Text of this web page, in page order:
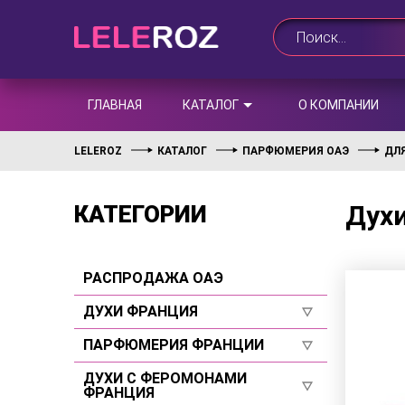
ГЛАВНАЯ КАТАЛОГ О КОМПАНИИ
LELEROZ КАТАЛОГ ПАРФЮМЕРИЯ ОАЭ
КАТЕГОРИИ
РАСПРОДАЖА ОАЭ
ДУХИ ФРАНЦИЯ
Для женщин
Для мужчин
Селективы
ПАРФЮМЕРИЯ ФРАНЦИИ
Для женщин
ДУХИ С ФЕРОМОНАМИ
ФРАНЦИЯ